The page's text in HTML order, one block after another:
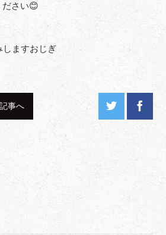
ださい😊
ますおじぎ
事へ